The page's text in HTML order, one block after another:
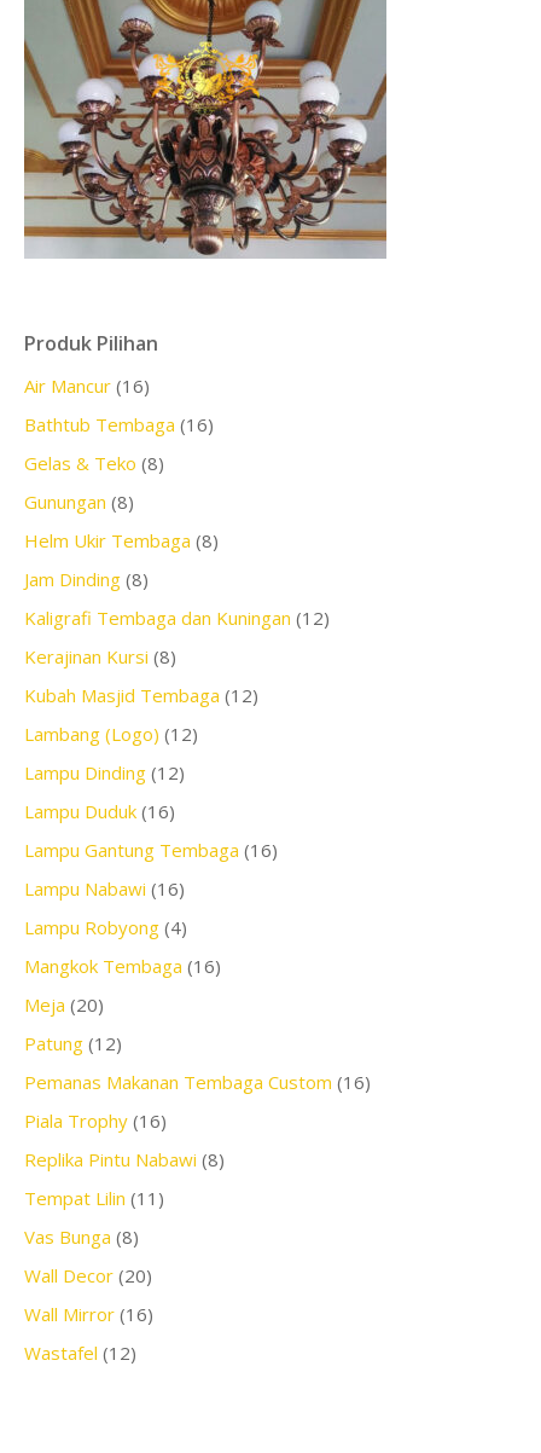
Produk Pilihan
Air Mancur (16)
Bathtub Tembaga (16)
Gelas & Teko (8)
Gunungan (8)
Helm Ukir Tembaga (8)
Jam Dinding (8)
Kaligrafi Tembaga dan Kuningan (12)
Kerajinan Kursi (8)
Kubah Masjid Tembaga (12)
Lambang (Logo) (12)
Lampu Dinding (12)
Lampu Duduk (16)
Lampu Gantung Tembaga (16)
Lampu Nabawi (16)
Lampu Robyong (4)
Mangkok Tembaga (16)
Meja (20)
Patung (12)
Pemanas Makanan Tembaga Custom (16)
Piala Trophy (16)
Replika Pintu Nabawi (8)
Tempat Lilin (11)
Vas Bunga (8)
Wall Decor (20)
Wall Mirror (16)
Wastafel (12)